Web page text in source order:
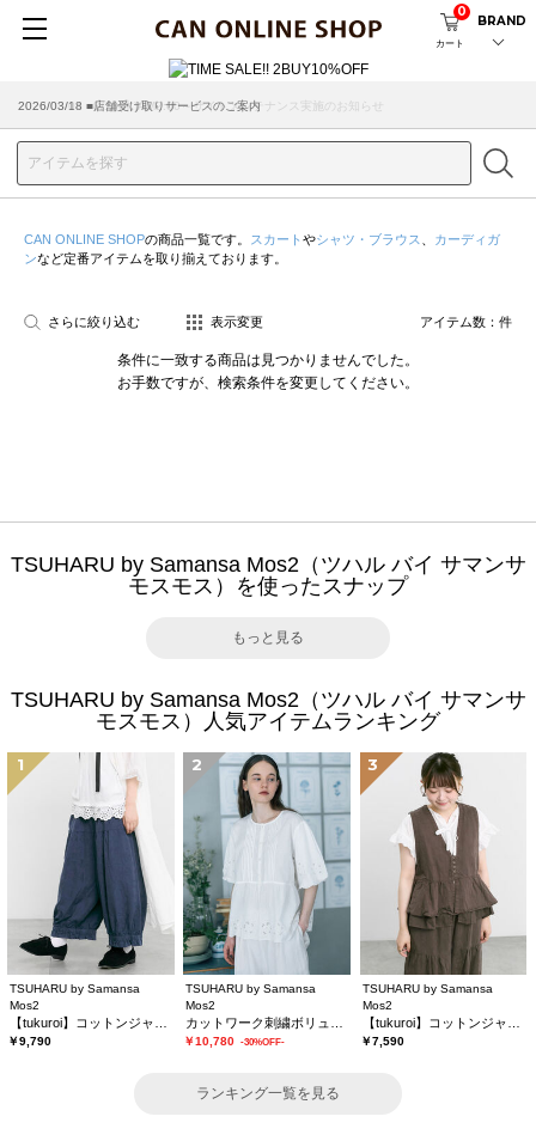
カート
0
BRAND
2026/08/04 ■8/13(木)AM2:00～サイトメンテナンス実施のお知らせ
2026/03/18 ■店舗受け取りサービスのご案内
CAN ONLINE SHOPの商品一覧です。 スカート やシャツ・ブラウス
カーディガ
ンなど定番アイテムを取り揃えております。
さらに絞り込む 表示変更 アイテム数： 件
条件に一致する商品は見つかりませんでした。
お手数ですが、検索条件を変更してください。
TSUHARU by Samansa Mos2（ツハル バイ サマンサ
モスモス）を使ったスナップ
もっと見る
TSUHARU by Samansa Mos2（ツハル バイ サマンサ
モスモス）人気アイテムランキング
1
TSUHARU by Samansa
Mos2
￥9,790
2
TSUHARU by Samansa
Mos2
￥10,780 -30%OFF-
3
TSUHARU by Samansa
Mos2
￥7,590
ランキング一覧を見る